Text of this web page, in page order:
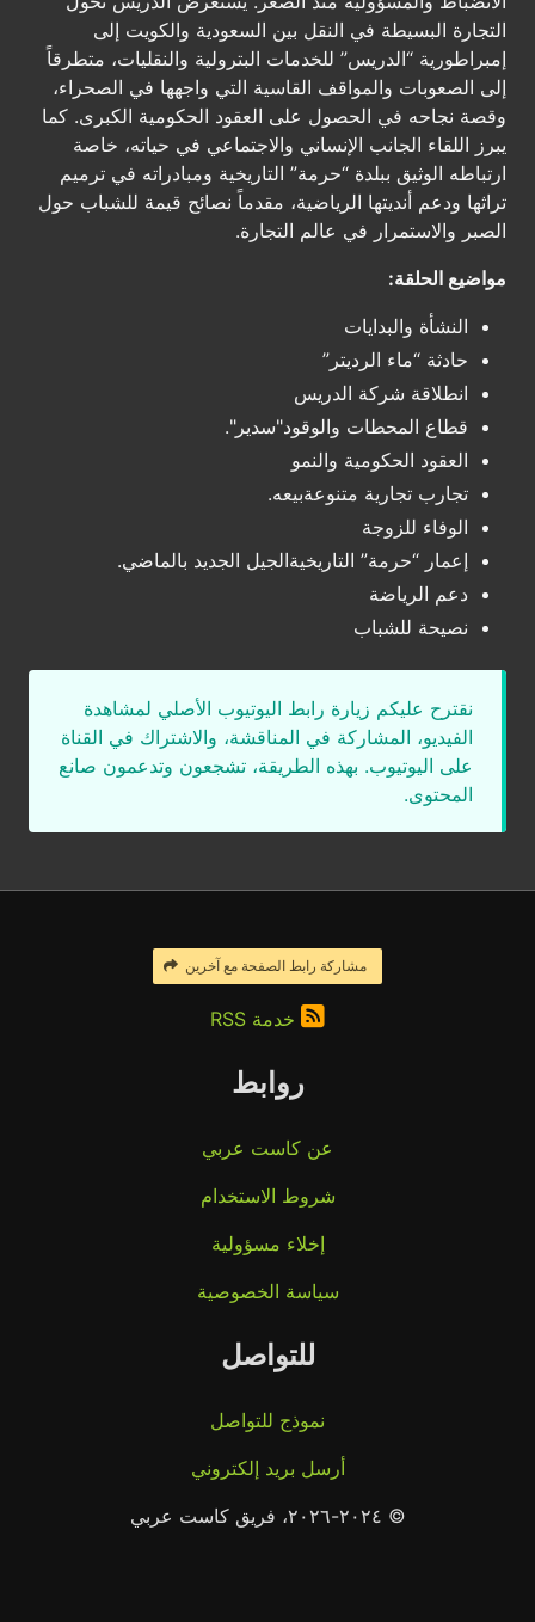
التجارة البسيطة في النقل بين السعودية والكويت إلى
إمبراطورية “الدريس” للخدمات البترولية والنقليات، متطرقاً
إلى الصعوبات والمواقف القاسية التي واجهها في الصحراء،
وقصة نجاحه في الحصول على العقود الحكومية الكبرى. كما
يبرز اللقاء الجانب الإنساني والاجتماعي في حياته، خاصة
ارتباطه الوثيق ببلدة “حرمة” التاريخية ومبادراته في ترميم
تراثها ودعم أنديتها الرياضية، مقدماً نصائح قيمة للشباب حول
الصبر والاستمرار في عالم التجارة.
مواضيع الحلقة:
النشأة والبدايات
حادثة “ماء الرديتر”
انطلاقة شركة الدريس
قطاع المحطات والوقود"سدير".
العقود الحكومية والنمو
تجارب تجارية متنوعةبيعه.
الوفاء للزوجة
إعمار “حرمة” التاريخيةالجيل الجديد بالماضي.
دعم الرياضة
نصيحة للشباب
نقترح عليكم زيارة رابط اليوتيوب الأصلي لمشاهدة
الفيديو، المشاركة في المناقشة، والاشتراك في القناة
على اليوتيوب. بهذه الطريقة، تشجعون وتدعمون صانع
المحتوى.
مشاركة رابط الصفحة مع آخرين
خدمة RSS
روابط
عن كاست عربي
شروط الاستخدام
إخلاء مسؤولية
سياسة الخصوصية
للتواصل
نموذج للتواصل
أرسل بريد إلكتروني
© ٢٠٢٤-٢٠٢٦، فريق كاست عربي